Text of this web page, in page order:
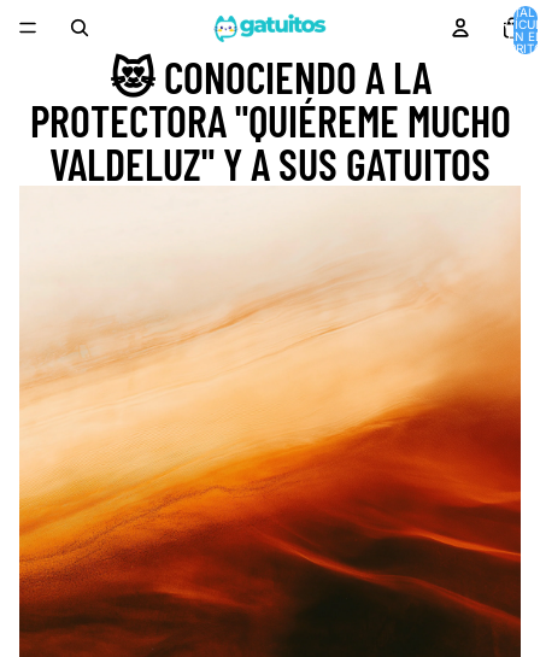
TOTAL
EN
😻 CONOCIENDO A LA
PROTECTORA "QUIÉREME MUCHO
VALDELUZ" Y A SUS GATUITOS